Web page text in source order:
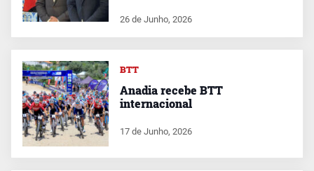
26 de Junho, 2026
BTT
Anadia recebe BTT
internacional
17 de Junho, 2026